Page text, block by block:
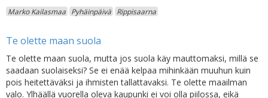
Marko Kailasmaa Pyhäinpäivä Rippisaarna
Te olette maan suola
Te olette maan suola, mutta jos suola käy mauttomaksi, millä se
saadaan suolaiseksi? Se ei enää kelpaa mihinkään muuhun kuin
pois heitettäväksi ja ihmisten tallattavaksi. Te olette maailman
valo. Ylhäällä vuorella oleva kaupunki ei voi olla piilossa, eikä